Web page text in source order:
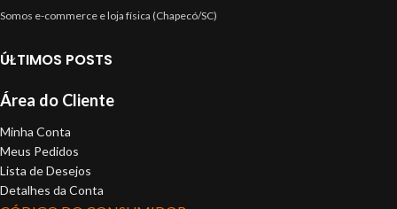
Somos e-commerce e loja física (Chapecó/SC)
ÚLTIMOS POSTS
Área do Cliente
Minha Conta
Meus Pedidos
Lista de Desejos
Detalhes da Conta